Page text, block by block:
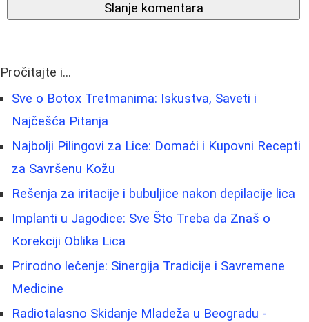
Slanje komentara
Pročitajte i...
Sve o Botox Tretmanima: Iskustva, Saveti i
Najčešća Pitanja
Najbolji Pilingovi za Lice: Domaći i Kupovni Recepti
za Savršenu Kožu
Rešenja za iritacije i bubuljice nakon depilacije lica
Implanti u Jagodice: Sve Što Treba da Znaš o
Korekciji Oblika Lica
Prirodno lečenje: Sinergija Tradicije i Savremene
Medicine
Radiotalasno Skidanje Mladeža u Beogradu -